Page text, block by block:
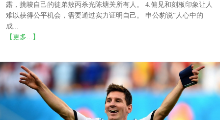
露，挑唆自己的徒弟敖丙杀光陈塘关所有人。 4.偏见和刻板印象让人
难以获得公平机会，需要通过实力证明自己。 申公豹说“人心中的
成...
【更多...】